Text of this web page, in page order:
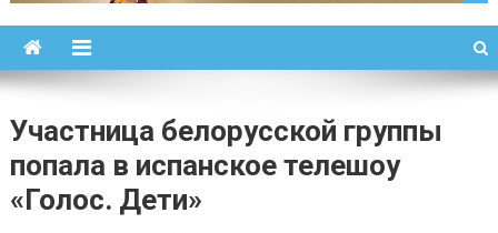
Участница белорусской группы
попала в испанское телешоу
«Голос. Дети»